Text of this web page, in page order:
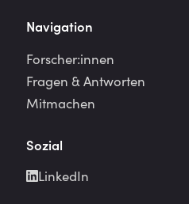
Navigation
Forscher:innen
Fragen & Antworten
Mitmachen
Sozial
LinkedIn